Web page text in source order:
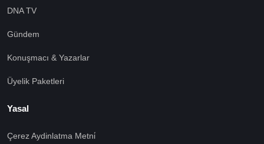
DNA TV
Gündem
Konuşmacı & Yazarlar
Üyelik Paketleri
Yasal
Çerez Aydinlatma Metni̇